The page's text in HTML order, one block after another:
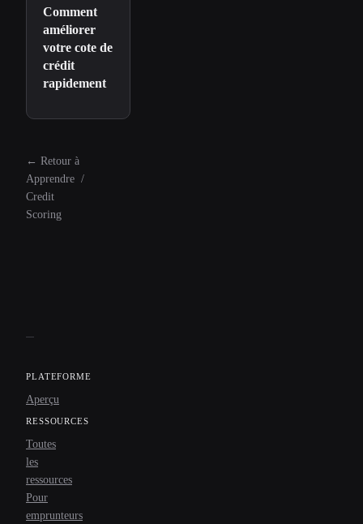
Comment
améliorer
votre cote de
crédit
rapidement
← Retour à
Apprendre /
Credit
Scoring
PLATEFORME
Aperçu
RESSOURCES
Toutes
les
ressources
Pour
emprunteurs